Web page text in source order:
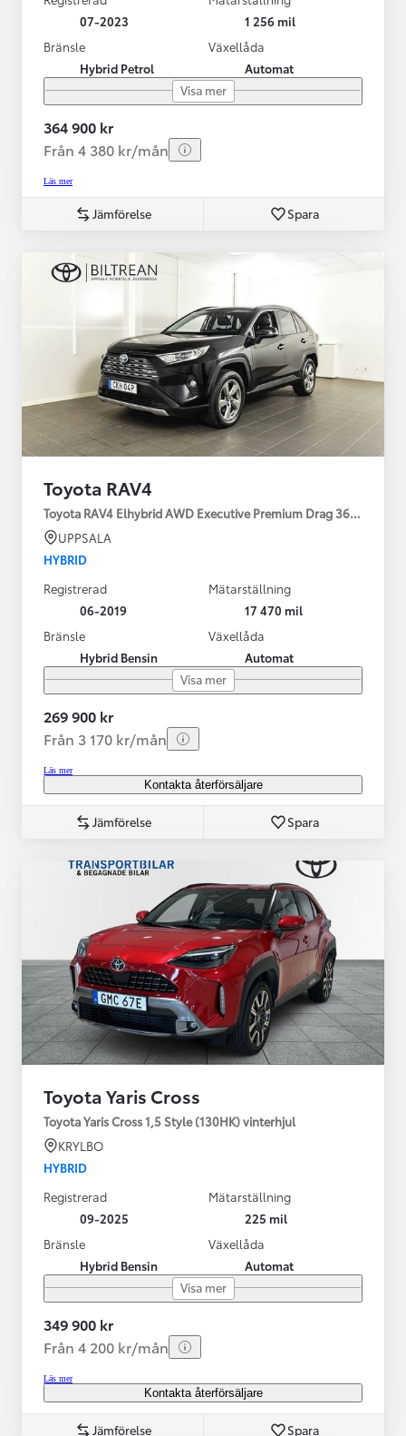
07-2023
1 256 mil
Bränsle
Hybrid Petrol
Växellåda
Automat
Visa mer
364 900 kr
Från 4 380 kr/mån
Läs mer
Jämförelse Spara
Toyota RAV4
Toyota RAV4 Elhybrid AWD Executive Premium Drag 360-kamera
UPPSALA
HYBRID
Registrerad
06-2019
Mätarställning
17 470 mil
Bränsle
Hybrid Bensin
Växellåda
Automat
Visa mer
269 900 kr
Från 3 170 kr/mån
Läs mer
Kontakta återförsäljare
Jämförelse Spara
Toyota Yaris Cross
Toyota Yaris Cross 1,5 Style (130HK) vinterhjul
KRYLBO
HYBRID
Registrerad
09-2025
Mätarställning
225 mil
Bränsle
Hybrid Bensin
Växellåda
Automat
Visa mer
349 900 kr
Från 4 200 kr/mån
Läs mer
Kontakta återförsäljare
Jämförelse Spara